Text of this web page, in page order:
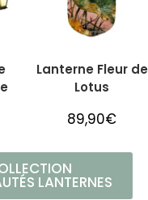
Lanterne Fleur de
Lotus
89,90€
LANTERNES